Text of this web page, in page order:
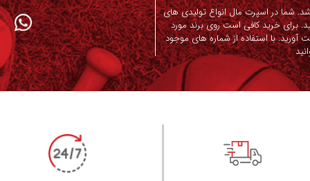
شما در اسپرت مال انواع تولیدی های
برای خرید کافی است روی برند مورد
آورید. با استفاده از شماره های موجود